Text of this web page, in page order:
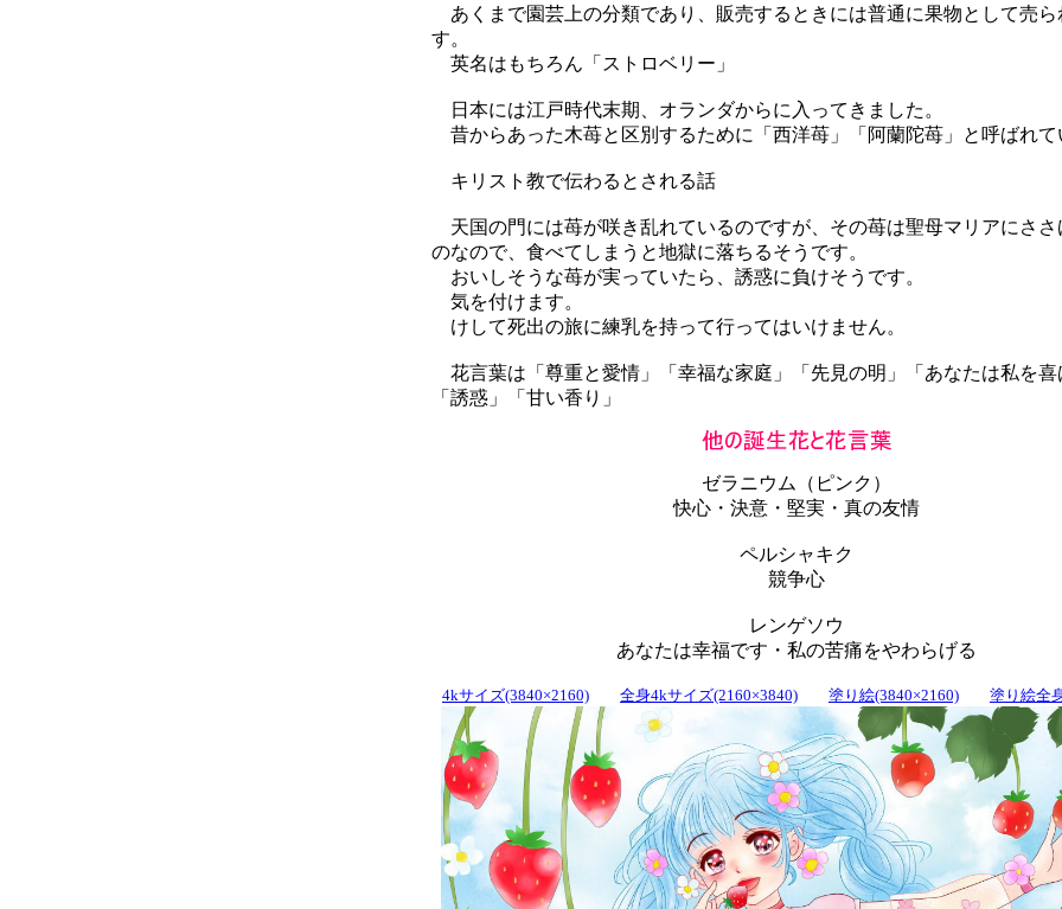
あくまで園芸上の分類であり、販売するときには普通に果物として売ら
す。
英名はもちろん「ストロベリー」
日本には江戸時代末期、オランダからに入ってきました。
昔からあった木苺と区別するために「西洋苺」「阿蘭陀苺」と呼ばれて
キリスト教で伝わるとされる話
天国の門には苺が咲き乱れているのですが、その苺は聖母マリアにささ
のなので、食べてしまうと地獄に落ちるそうです。
おいしそうな苺が実っていたら、誘惑に負けそうです。
気を付けます。
けして死出の旅に練乳を持って行ってはいけません。
花言葉は「尊重と愛情」「幸福な家庭」「先見の明」「あなたは私を喜
「誘惑」「甘い香り」
ゼラニウム（ピンク）
快心・決意・堅実・真の友情
ペルシャキク
競争心
レンゲソウ
あなたは幸福です・私の苦痛をやわらげる
4kサイズ(3840×2160) 全身4kサイズ(2160×3840) 塗り絵(3840×2160) 塗り絵全